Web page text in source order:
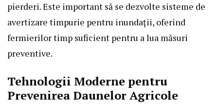
pierderi. Este important să se dezvolte sisteme de
avertizare timpurie pentru inundații, oferind
fermierilor timp suficient pentru a lua măsuri
preventive.
Tehnologii Moderne pentru
Prevenirea Daunelor Agricole